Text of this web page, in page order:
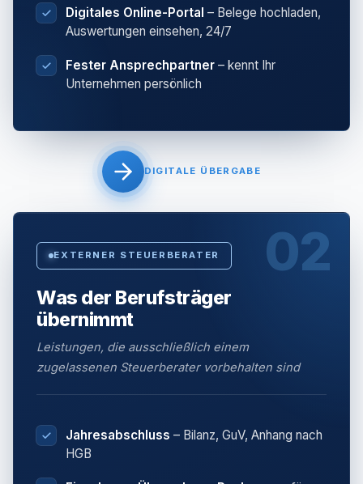
Digitales Online-Portal – Belege hochladen,
Auswertungen einsehen, 24/7
Fester Ansprechpartner – kennt Ihr
Unternehmen persönlich
DIGITALE ÜBERGABE
02
EXTERNER STEUERBERATER
Was der Berufsträger
übernimmt
Leistungen, die ausschließlich einem
zugelassenen Steuerberater vorbehalten sind
Jahresabschluss – Bilanz, GuV, Anhang nach
HGB